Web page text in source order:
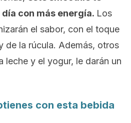
con más energía. Los
el sabor, con el toque
de la rúcula. Además, otros
leche y el yogur, le darán un
con esta bebida